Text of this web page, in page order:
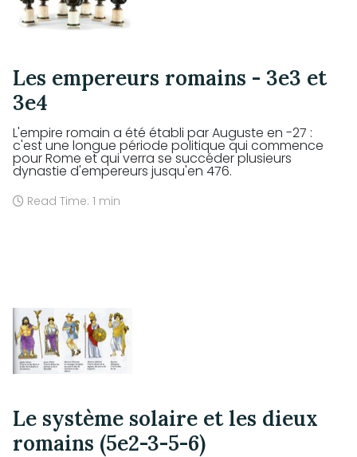
Les empereurs romains - 3e3 et
3e4
L'empire romain a été établi par Auguste en -27 :
c'est une longue période politique qui commence
pour Rome et qui verra se succéder plusieurs
dynastie d'empereurs jusqu'en 476.
Read Time: 1 min
Le système solaire et les dieux
romains (5e2-3-5-6)